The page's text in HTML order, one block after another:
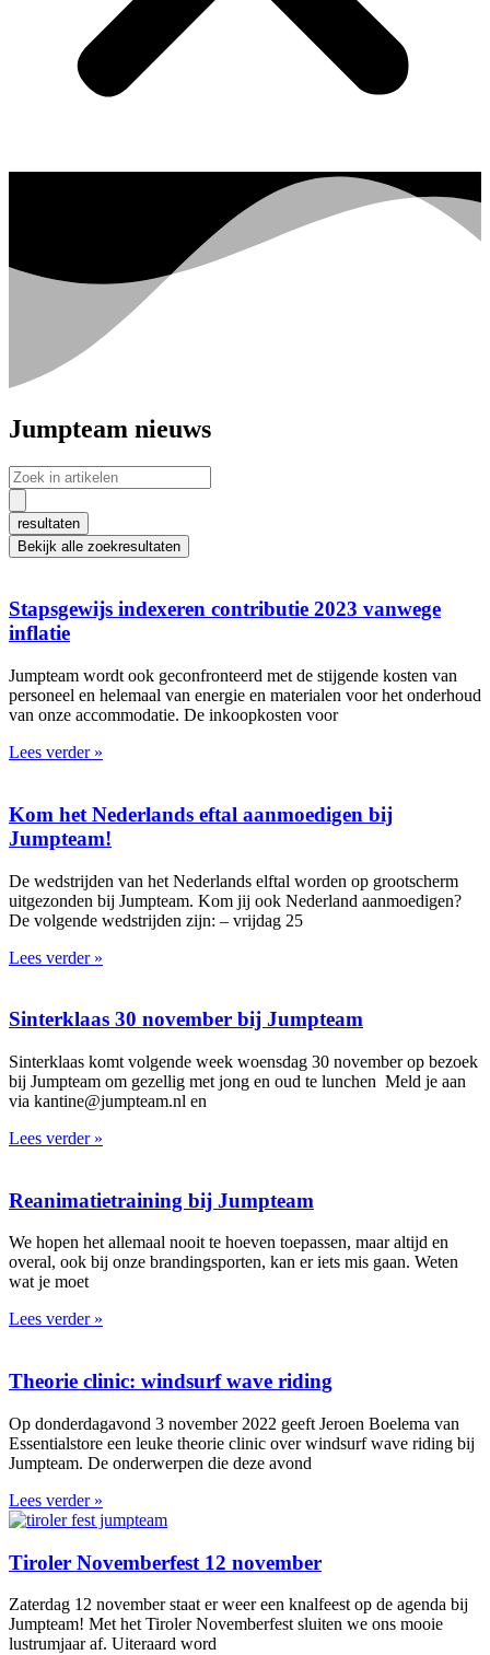
Jumpteam nieuws
Search
...
resultaten
Bekijk alle zoekresultaten
Stapsgewijs indexeren contributie 2023 vanwege
inflatie
Jumpteam wordt ook geconfronteerd met de stijgende kosten van
personeel en helemaal van energie en materialen voor het onderhoud
van onze accommodatie. De inkoopkosten voor
Lees verder »
Kom het Nederlands eftal aanmoedigen bij
Jumpteam!
De wedstrijden van het Nederlands elftal worden op grootscherm
uitgezonden bij Jumpteam. Kom jij ook Nederland aanmoedigen?
De volgende wedstrijden zijn: – vrijdag 25
Lees verder »
Sinterklaas 30 november bij Jumpteam
Sinterklaas komt volgende week woensdag 30 november op bezoek
bij Jumpteam om gezellig met jong en oud te lunchen Meld je aan
via kantine@jumpteam.nl en
Lees verder »
Reanimatietraining bij Jumpteam
We hopen het allemaal nooit te hoeven toepassen, maar altijd en
overal, ook bij onze brandingsporten, kan er iets mis gaan. Weten
wat je moet
Lees verder »
Theorie clinic: windsurf wave riding
Op donderdagavond 3 november 2022 geeft Jeroen Boelema van
Essentialstore een leuke theorie clinic over windsurf wave riding bij
Jumpteam. De onderwerpen die deze avond
Lees verder »
Tiroler Novemberfest 12 november
Zaterdag 12 november staat er weer een knalfeest op de agenda bij
Jumpteam! Met het Tiroler Novemberfest sluiten we ons mooie
lustrumjaar af. Uiteraard word